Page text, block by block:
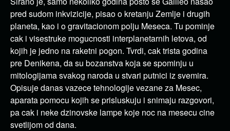
pred sudom inkvizicije, pisao o kretanju Zemlje i drugih
planeta, kao i o gravitacionom polju Meseca. Tu pominje
cak i visestruke mogucnosti interplanetarnih letova, od
kojih je jedno na raketni pogon. Tvrdi, cak trista godina
pre Denikena, da su bozanstva koja se spominju u
mitologijama svakog naroda u stvari putnici iz svemira.
Opisuje danas vazece tehnologije vezane za Mesec,
aparata pomocu kojih se prisluskuju i snimaju razgovori,
pa cak i neke dzinovske lampe koje noc na mesecu cine
svetlijom od dana.